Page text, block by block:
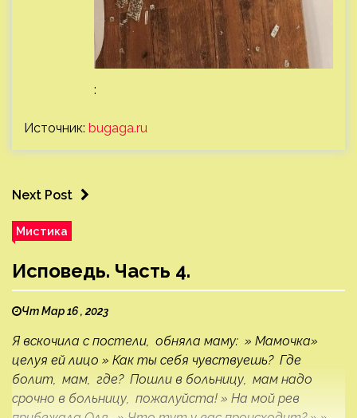
:
Источник: bugaga.ru
Next Post
Мистика
Исповедь. Часть 4.
Чт Мар 16 , 2023
Я вскочила с постели, обняла маму: » Мамочка»
целуя ей лицо » Как ты себя чувствуешь? Где
болит, мам, где? Пошли в больницу, мам надо
срочно в больницу, пожалуйста! » На мой рев